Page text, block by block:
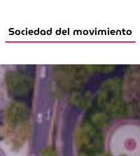
Sociedad del movimiento